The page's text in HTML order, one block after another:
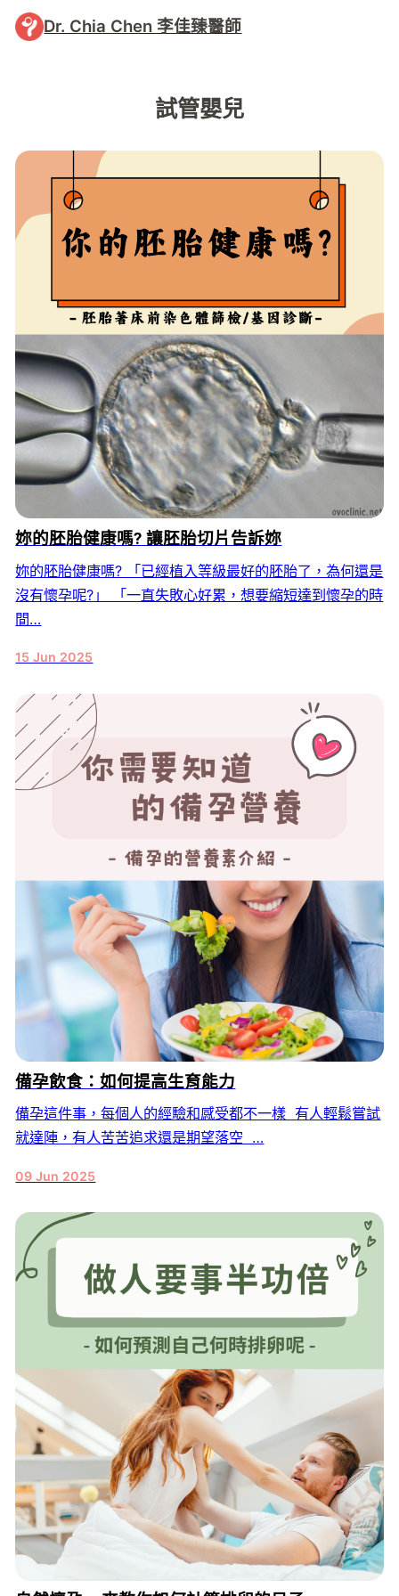
Dr. Chia Chen 李佳臻醫師
試管嬰兒
妳的胚胎健康嗎? 讓胚胎切片告訴妳
妳的胚胎健康嗎? 「已經植入等級最好的胚胎了，為何還是
沒有懷孕呢?」 「一直失敗心好累，想要縮短達到懷孕的時
間…
15 Jun 2025
備孕飲食：如何提高生育能力
備孕這件事，每個人的經驗和感受都不一樣 有人輕鬆嘗試
就達陣，有人苦苦追求還是期望落空 …
09 Jun 2025